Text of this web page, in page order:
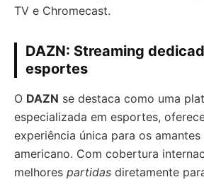
TV e Chromecast.
DAZN: Streaming
esportes
O DAZN se destaca como uma
especializada em esportes,
experiência única para os
americano. Com cobertura
melhores partidas diretamente